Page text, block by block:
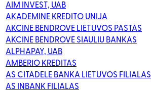
AIM INVEST, UAB
AKADEMINE KREDITO UNIJA
AKCINE BENDROVE LIETUVOS PASTAS
AKCINE BENDROVE SIAULIU BANKAS
ALPHAPAY, UAB
AMBERIO KREDITAS
AS CITADELE BANKA LIETUVOS FILIALAS
AS INBANK FILIALAS